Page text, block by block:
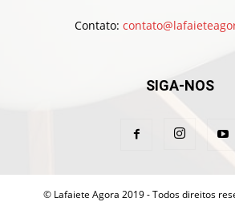
Contato:
SIGA-NOS
© Lafaiete Agora 2019 - Todos direitos